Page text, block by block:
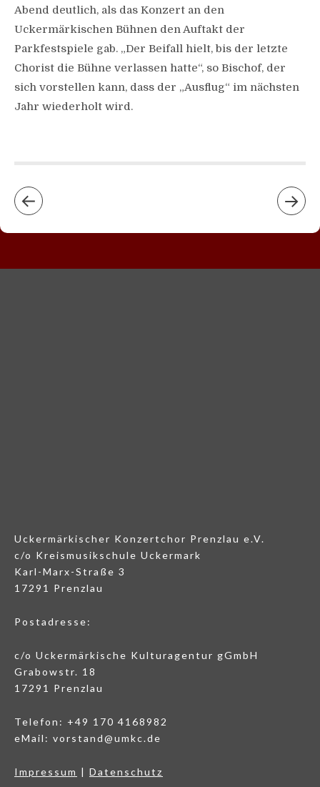
Abend deutlich, als das Konzert an den
Uckermärkischen Bühnen den Auftakt der
Parkfestspiele gab. „Der Beifall hielt, bis der letzte
Chorist die Bühne verlassen hatte“, so Bischof, der
sich vorstellen kann, dass der „Ausflug“ im nächsten
Jahr wiederholt wird.
Uckermärkischer Konzertchor Prenzlau e.V.
c/o Kreismusikschule Uckermark
Karl-Marx-Straße 3
17291 Prenzlau
Postadresse:
c/o Uckermärkische Kulturagentur gGmbH
Grabowstr. 18
17291 Prenzlau
Telefon: +49 170 4168982
eMail: vorstand@umkc.de
Impressum | Datenschutz